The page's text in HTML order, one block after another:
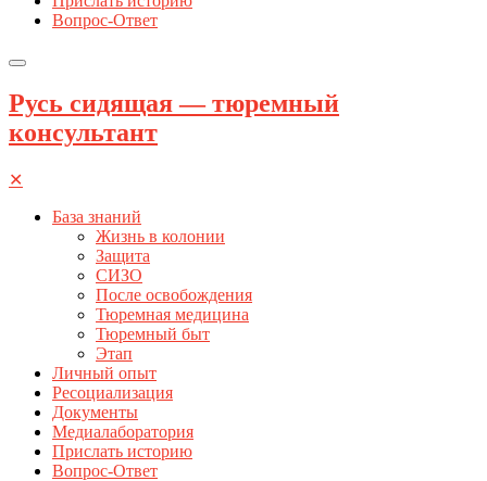
Вопрос-Ответ
Русь сидящая — тюремный
консультант
✕
База знаний
Жизнь в колонии
Защита
СИЗО
После освобождения
Тюремная медицина
Тюремный быт
Этап
Личный опыт
Ресоциализация
Документы
Медиалаборатория
Прислать историю
Вопрос-Ответ